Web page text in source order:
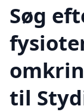
Søg
til